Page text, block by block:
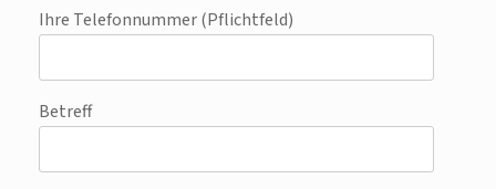
Ihre Telefonnummer (Pflichtfeld)
Betreff